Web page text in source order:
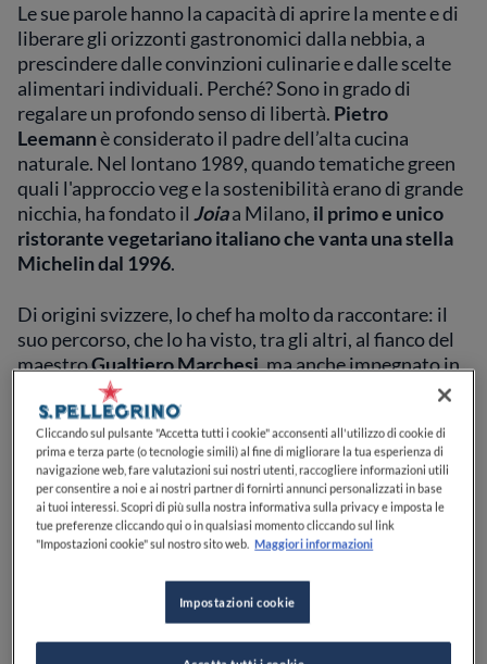
Le sue parole hanno la capacità di aprire la mente e di
liberare gli orizzonti gastronomici dalla nebbia, a
prescindere dalle convinzioni culinarie e dalle scelte
alimentari individuali. Perché? Sono in grado di
regalare un profondo senso di libertà. Pietro
Leemannè considerato il padre dell’alta cucina
naturale. Nel lontano 1989, quando tematiche green
quali l'approccio veg e la sostenibilità erano di grande
nicchia, ha fondato il Joiaa Milano, il primo e unico
ristorante vegetariano italiano che vanta una stella
Michelin dal 1996.
Di origini svizzere, lo chef ha molto da raccontare: il
suo percorso, che lo ha visto, tra gli altri, al fianco del
maestroGualtiero Marchesi, ma anche impegnato in
Oriente, dove ha approfondito tematiche filosofiche e
spirituali a lui care, ci insegna che
consapevolezza delle proprie scelte.
Una lezione che torna utile a tutti, e che ci porta a
guardare la natura e il piatto in maniera diversa, con
un grande senso di inclusione per qualsivoglia forma
Pietro Leemann, assieme a
delJoia, è uno dei protagonisti diIdentità Golose On
Cliccando sul pulsante "Accetta tutti i cookie" acconsenti all'utilizzo di cookie di
prima e terza parte (o tecnologie simili) al fine di migliorare la tua esperienza di
navigazione web, fare valutazioni sui nostri utenti, raccogliere informazioni utili
per consentire a noi e ai nostri partner di fornirti annunci personalizzati in base
ai tuoi interessi. Scopri di più sulla nostra informativa sulla privacy e imposta le
tue preferenze cliccando qui o in qualsiasi momento cliccando sul link
"Impostazioni cookie" sul nostro sito web. Maggiori informazioni
Impostazioni cookie